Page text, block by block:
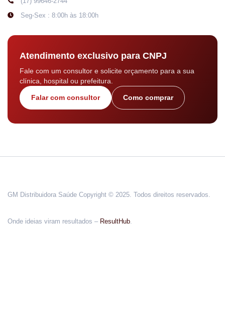
Seg-Sex : 8:00h às 18:00h
Atendimento exclusivo para CNPJ
Fale com um consultor e solicite orçamento para a sua
clínica, hospital ou prefeitura.
Falar com consultor Como comprar
GM Distribuidora Saúde Copyright © 2025. Todos direitos reservados.
Onde ideias viram resultados – ResultHub.